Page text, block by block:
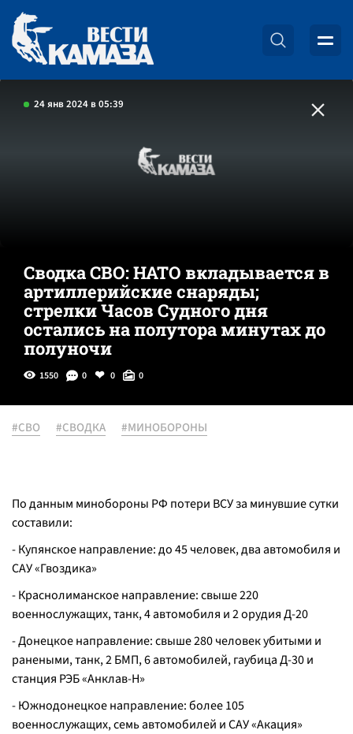
24 янв 2024 в 05:39
Сводка СВО: НАТО вкладывается в
артиллерийские снаряды;
стрелки Часов Судного дня
остались на полутора минутах до
полуночи
1550 0 0 0
#СВО #СВОДКА #МИНОБОРОНЫ
По данным минобороны РФ потери ВСУ за минувшие сутки
составили:
- Купянское направление: до 45 человек, два автомобиля и
САУ «Гвоздика»
- Краснолиманское направление: свыше 220
военнослужащих, танк, 4 автомобиля и 2 орудия Д-20
- Донецкое направление: свыше 280 человек убитыми и
ранеными, танк, 2 БМП, 6 автомобилей, гаубица Д-30 и
станция РЭБ «Анклав-Н»
- Южнодонецкое направление: более 105
военнослужащих, семь автомобилей и САУ «Акация»